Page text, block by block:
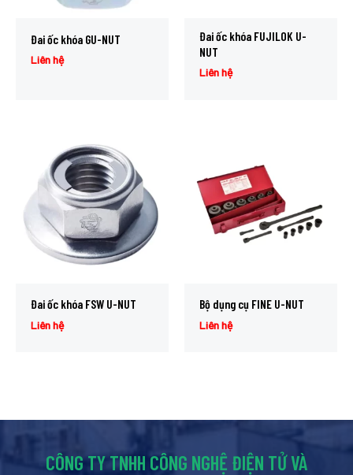
Đai ốc khóa GU-NUT
Liên hệ
Đai ốc khóa FUJILOK U-
NUT
Liên hệ
Đai ốc khóa FSW U-NUT
Liên hệ
Bộ dụng cụ FINE U-NUT
Liên hệ
CÔNG TY TNHH CÔNG NGHỆ ĐIỆN TỬ VÀ